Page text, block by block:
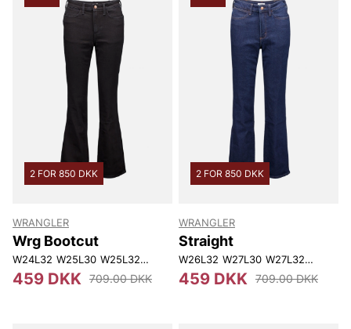
2 FOR 850 DKK
WRANGLER
Wrg Bootcut
W24L32 W25L30 W25L32 W26L30 W26L32 W27L30 W27L32
459 DKK 709.00 DKK
2 FOR 850 DKK
WRANGLER
Straight
W26L32 W27L30 W27L32 W28L30
459 DKK 709.00 DKK